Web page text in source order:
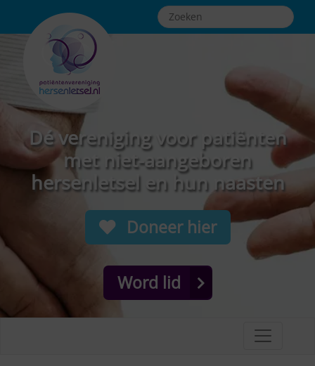
Dé vereniging voor patiënten
met niet-aangeboren
hersenletsel en hun naasten
Doneer hier
Word lid